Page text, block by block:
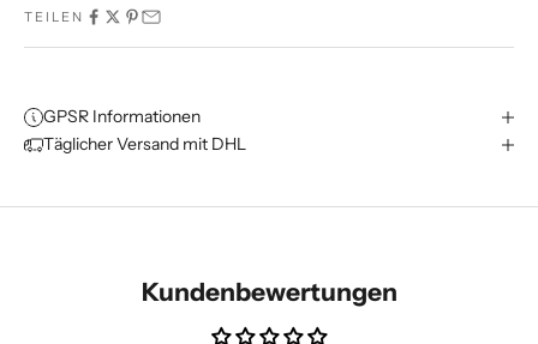
TEILEN
GPSR Informationen
Täglicher Versand mit DHL
Kundenbewertungen